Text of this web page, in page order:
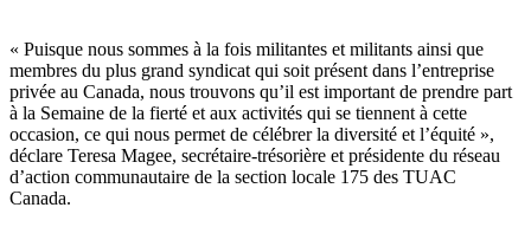
« Puisque nous sommes à la fois militantes et militants ainsi que
membres du plus grand syndicat qui soit présent dans l’entreprise
privée au Canada, nous trouvons qu’il est important de prendre part
à la Semaine de la fierté et aux activités qui se tiennent à cette
occasion, ce qui nous permet de célébrer la diversité et l’équité »,
déclare Teresa Magee, secrétaire-trésorière et présidente du réseau
d’action communautaire de la section locale 175 des TUAC
Canada.